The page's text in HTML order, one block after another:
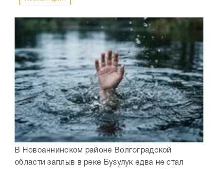
В Новоаннинском районе Волгоградской
области заплыв в реке Бузулук едва не стал